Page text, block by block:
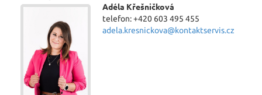
Adéla Křešničková
telefon: +420 603 495 455
adela.kresnickova@kontaktservis.cz